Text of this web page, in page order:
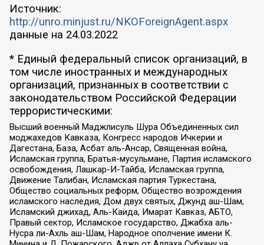
Источник:
http://unro.minjust.ru/NKOForeignAgent.aspx
данные на 24.03.2022
* Единый федеральный список организаций, в
том числе иностранных и международных
организаций, признанных в соответствии с
законодательством Российской Федерации
террористическими:
Высший военный Маджлисуль Шура Объединенных сил
моджахедов Кавказа, Конгресс народов Ичкерии и
Дагестана, База, Асбат аль-Ансар, Священная война,
Исламская группа, Братья-мусульмане, Партия исламского
освобождения, Лашкар-И-Тайба, Исламская группа,
Движение Талибан, Исламская партия Туркестана,
Общество социальных реформ, Общество возрождения
исламского наследия, Дом двух святых, Джунд аш-Шам,
Исламский джихад, Аль-Каида, Имарат Кавказ, АБТО,
Правый сектор, Исламское государство, Джабха аль-
Нусра ли-Ахль аш-Шам, Народное ополчение имени К.